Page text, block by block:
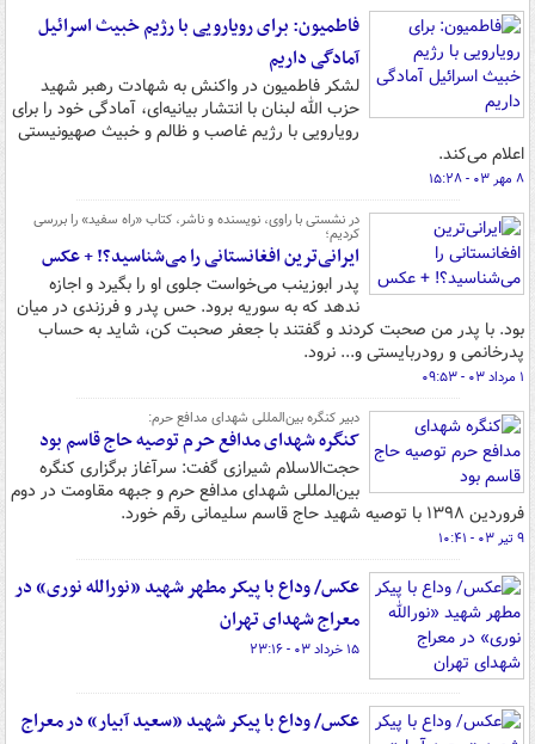
فاطمیون: برای رویارویی با رژیم خبیث اسرائیل
آمادگی داریم
لشکر فاطمیون در واکنش به شهادت رهبر شهید
حزب الله لبنان با انتشار بیانیه‌ای، آمادگی خود را برای
رویارویی با رژیم غاصب و ظالم و خبیث صهیونیستی
اعلام می‌کند.
۸ مهر ۰۳ - ۱۵:۲۸
در نشستی با راوی، نویسنده و ناشر، کتاب «راه سفید» را بررسی
کردیم؛
ایرانی‌ترین افغانستانی را می‌شناسید؟! + عکس
پدر ابوزینب می‌خواست جلوی او را بگیرد و اجازه
ندهد که به سوریه برود. حس پدر و فرزندی در میان
بود. با پدر من صحبت کردند و گفتند با جعفر صحبت کن، شاید به حساب
پدرخانمی ‌و رودربایستی و... نرود.
۱ مرداد ۰۳ - ۰۹:۵۳
دبیر کنگره بین‌المللی شهدای مدافع حرم:
کنگره شهدای مدافع حرم توصیه حاج قاسم بود
حجت‌الاسلام شیرازی گفت: سرآغاز برگزاری کنگره
بین‌المللی شهدای مدافع حرم و جبهه مقاومت در دوم
فروردین ۱۳۹۸ با توصیه شهید حاج قاسم سلیمانی رقم خورد.
۹ تیر ۰۳ - ۱۰:۴۱
عکس/ وداع با پیکر مطهر شهید «نورالله نوری» در
معراج شهدای تهران
۱۵ خرداد ۰۳ - ۲۳:۱۶
عکس/ وداع با پیکر شهید «سعید آبیار» در معراج‌